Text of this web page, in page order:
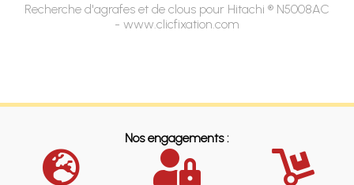
Recherche d'agrafes et de clous pour Hitachi ® N5008AC
- www.clicfixation.com
Nos engagements :